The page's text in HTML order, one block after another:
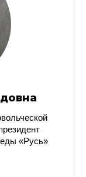
еды «Русь»